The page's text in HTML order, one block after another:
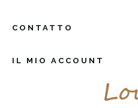
CONTATTO
IL MIO ACCOUNT